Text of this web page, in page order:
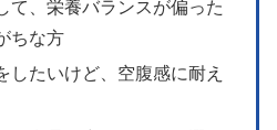
て、栄養バランスが偏った
ちな方
したいけど、空腹感に耐え